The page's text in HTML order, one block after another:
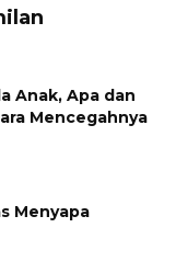
Anak, Apa dan
Mencegahnya
Menyapa